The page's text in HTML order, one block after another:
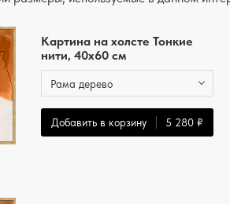
Картина на холсте Тонкие
нити, 40x60 см
Рама дерево
Добавить в корзину 5 280 ₽